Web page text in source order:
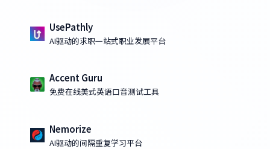
UsePathly
AI驱动的求职一站式职业发展平台
Accent Guru
免费在线美式英语口音测试工具
Nemorize
AI驱动的间隔重复学习平台